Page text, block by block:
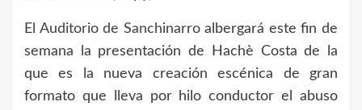
El Auditorio de Sanchinarroalbergará este fin de
semana la presentación de Hachè Costa de la
que es la nueva creación escénica de gran
formato que lleva por hilo conductor el abuso